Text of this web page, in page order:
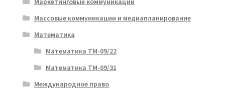
Массовые коммуникации и медиапланирование
Математика
Математика ТМ-09/22
Математика ТМ-09/31
Международное право